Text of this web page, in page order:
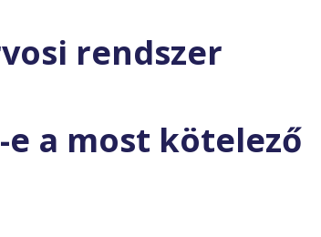
rendszer
a most kötelező